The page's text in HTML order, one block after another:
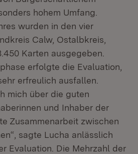
hohem Umfang.
wurden in den vier
Calw, Ostalbkreis,
Karten ausgegeben.
erfolgte die Evaluation,
erfreulich ausfallen.
mich über die guten
und Inhaber der
Zusammenarbeit zwischen
sagte Lucha anlässlich
Evaluation. Die Mehrzahl der